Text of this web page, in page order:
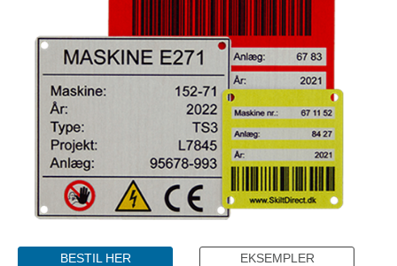
BESTIL HER EKSEMPLER